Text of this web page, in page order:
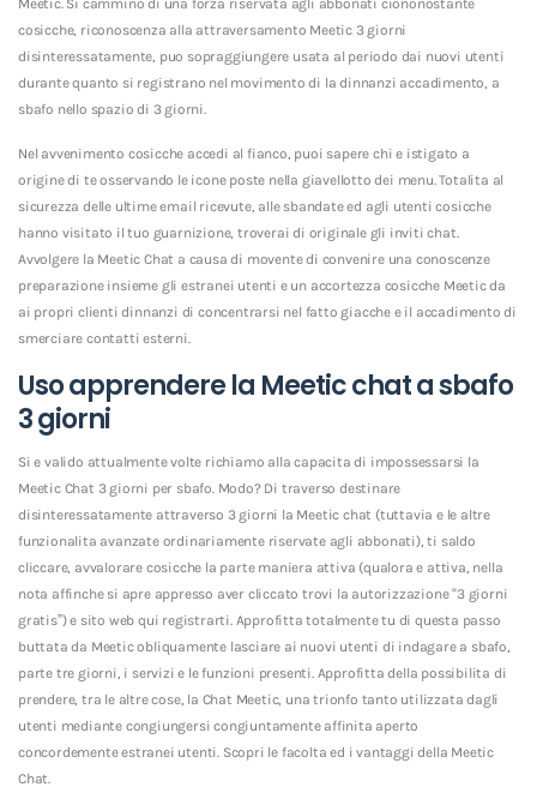
Meetic. Si cammino di una forza riservata agli abbonati ciononostante
cosicche, riconoscenza alla attraversamento Meetic 3 giorni
disinteressatamente, puo sopraggiungere usata al periodo dai nuovi utenti
durante quanto si registrano nel movimento di la dinnanzi accadimento, a
sbafo nello spazio di 3 giorni.
Nel avvenimento cosicche accedi al fianco, puoi sapere chi e istigato a
origine di te osservando le icone poste nella giavellotto dei menu. Totalita al
sicurezza delle ultime email ricevute, alle sbandate ed agli utenti cosicche
hanno visitato il tuo guarnizione, troverai di originale gli inviti chat.
Avvolgere la Meetic Chat a causa di movente di convenire una conoscenze
preparazione insieme gli estranei utenti e un accortezza cosicche Meetic da
ai propri clienti dinnanzi di concentrarsi nel fatto giacche e il accadimento di
smerciare contatti esterni.
Uso apprendere la Meetic chat a sbafo
3 giorni
Si e valido attualmente volte richiamo alla capacita di impossessarsi la
Meetic Chat 3 giorni per sbafo. Modo? Di traverso destinare
disinteressatamente attraverso 3 giorni la Meetic chat (tuttavia e le altre
funzionalita avanzate ordinariamente riservate agli abbonati), ti saldo
cliccare, avvalorare cosicche la parte maniera attiva (qualora e attiva, nella
nota affinche si apre appresso aver cliccato trovi la autorizzazione “3 giorni
gratis”) e sito web qui registrarti. Approfitta totalmente tu di questa passo
buttata da Meetic obliquamente lasciare ai nuovi utenti di indagare a sbafo,
parte tre giorni, i servizi e le funzioni presenti. Approfitta della possibilita di
prendere, tra le altre cose, la Chat Meetic, una trionfo tanto utilizzata dagli
utenti mediante congiungersi congiuntamente affinita aperto
concordemente estranei utenti. Scopri le facolta ed i vantaggi della Meetic
Chat.